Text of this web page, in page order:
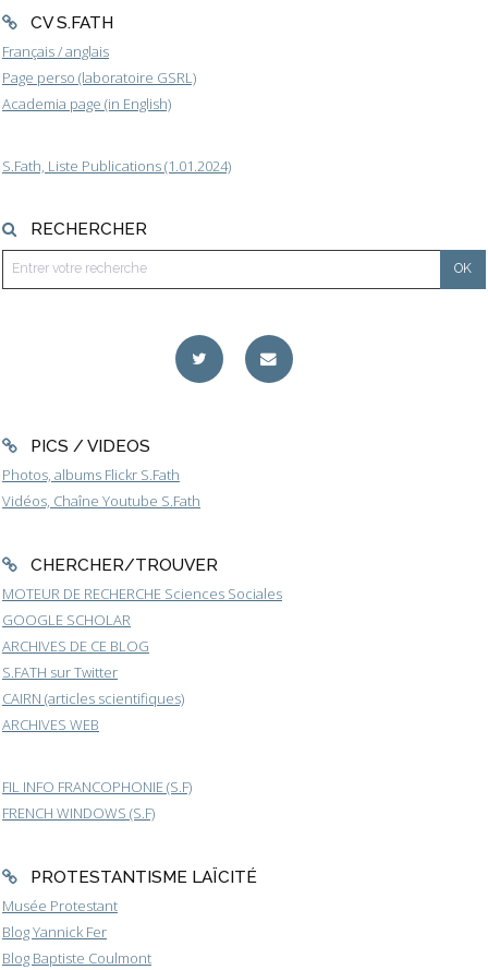
CV S.FATH
Français / anglais
Page perso (laboratoire GSRL)
Academia page (in English)
S.Fath, Liste Publications (1.01.2024)
RECHERCHER
PICS / VIDEOS
Photos, albums Flickr S.Fath
Vidéos, Chaîne Youtube S.Fath
CHERCHER/TROUVER
MOTEUR DE RECHERCHE Sciences Sociales
GOOGLE SCHOLAR
ARCHIVES DE CE BLOG
S.FATH sur Twitter
CAIRN (articles scientifiques)
ARCHIVES WEB
FIL INFO FRANCOPHONIE (S.F)
FRENCH WINDOWS (S.F)
PROTESTANTISME LAÏCITÉ
Musée Protestant
Blog Yannick Fer
Blog Baptiste Coulmont